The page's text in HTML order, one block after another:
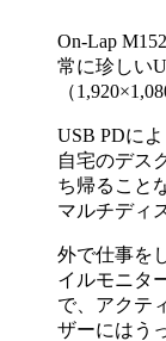
On-Lap
常に珍しい
（
USB PDに
自宅のデス
ち帰ること
マルチディ
外で仕事を
イルモニタ
で、アクテ
ザーにはう